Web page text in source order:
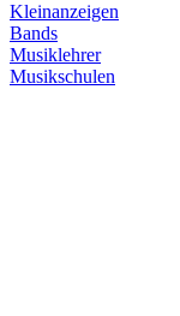
Kleinanzeigen
Bands
Musiklehrer
Musikschulen